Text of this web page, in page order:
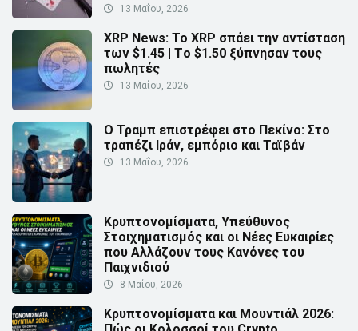
13 Μαΐου, 2026
XRP News: Το XRP σπάει την αντίσταση
των $1.45 | Τo $1.50 ξύπνησαν τους
πωλητές
13 Μαΐου, 2026
Ο Τραμπ επιστρέφει στο Πεκίνο: Στο
τραπέζι Ιράν, εμπόριο και Ταϊβάν
13 Μαΐου, 2026
Κρυπτονομίσματα, Υπεύθυνος
Στοιχηματισμός και οι Νέες Ευκαιρίες
που Αλλάζουν τους Κανόνες του
Παιχνιδιού
8 Μαΐου, 2026
Κρυπτονομίσματα και Μουντιάλ 2026: